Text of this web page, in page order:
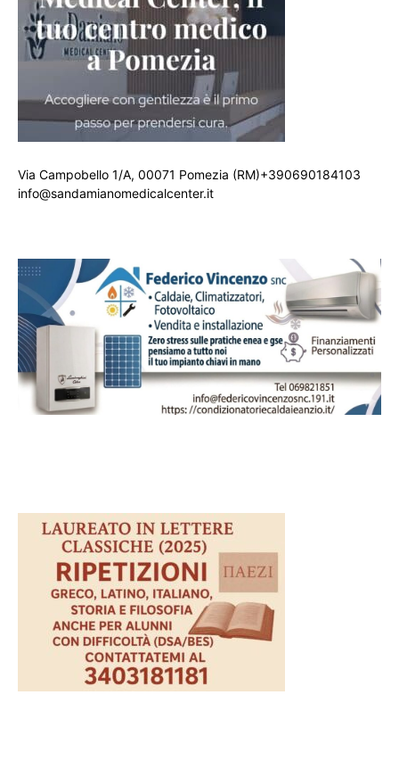
Via Campobello 1/A, 00071 Pomezia (RM)+390690184103
info@sandamianomedicalcenter.it